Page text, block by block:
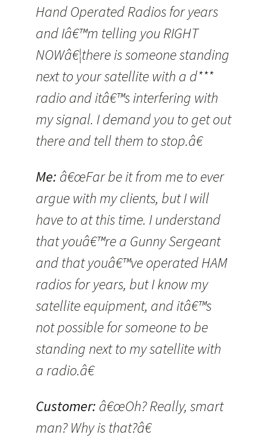
Hand Operated Radios for years
and Iâ€™m telling you RIGHT
NOWâ€¦there is someone standing
next to your satellite with a d***
radio and itâ€™s interfering with
my signal. I demand you to get out
there and tell them to stop.â€
Me: â€œFar be it from me to ever
argue with my clients, but I will
have to at this time. I understand
that youâ€™re a Gunny Sergeant
and that youâ€™ve operated HAM
radios for years, but I know my
satellite equipment, and itâ€™s
not possible for someone to be
standing next to my satellite with
a radio.â€
Customer: â€œOh? Really, smart
man? Why is that?â€